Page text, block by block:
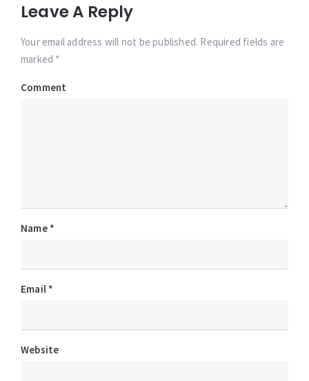
Leave A Reply
Your email address will not be published. Required fields are
marked *
Comment
Name *
Email *
Website